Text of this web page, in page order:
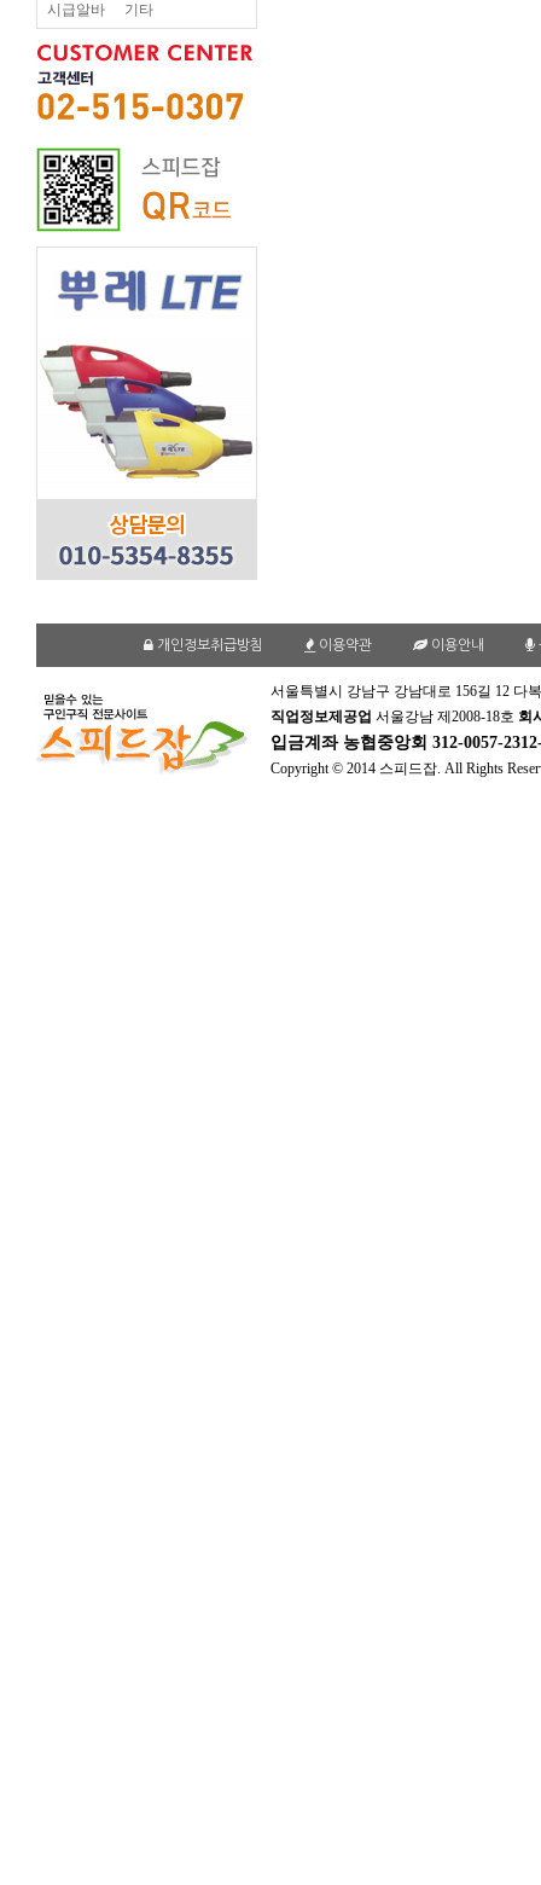
시급알바 기타
개인정보취급방침 이용약관 이용안내
서울특별시 강남구 강남대로 156길 12 다
직업정보제공업 서울강남 제2008-18호 회
입금계좌 농협중앙회 312-0057-
Copyright © 2014 스피드잡. All Rights